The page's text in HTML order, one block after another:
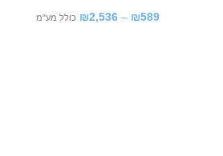
₪589
–
₪2,536 כולל מע"מ